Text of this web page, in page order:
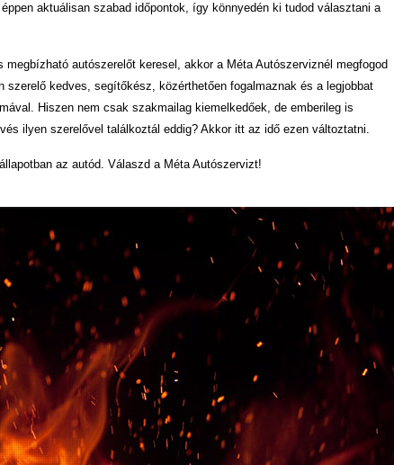
aktuálisan szabad időpontok, így könnyedén ki tudod választani a
megbízható autószerelőt keresel, akkor a Méta Autószerviznél megfogod
szerelő kedves, segítőkész, közérthetően fogalmaznak és a legjobbat
Hiszen nem csak szakmailag kiemelkedőek, de emberileg is
ilyen szerelővel találkoztál eddig? Akkor itt az idő ezen változtatni.
az autód. Válaszd a Méta Autószervizt!